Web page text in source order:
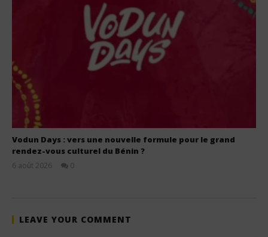
Vodun Days : vers une nouvelle formule pour le grand
rendez-vous culturel du Bénin ?
6 août 2026
0
LEAVE YOUR COMMENT